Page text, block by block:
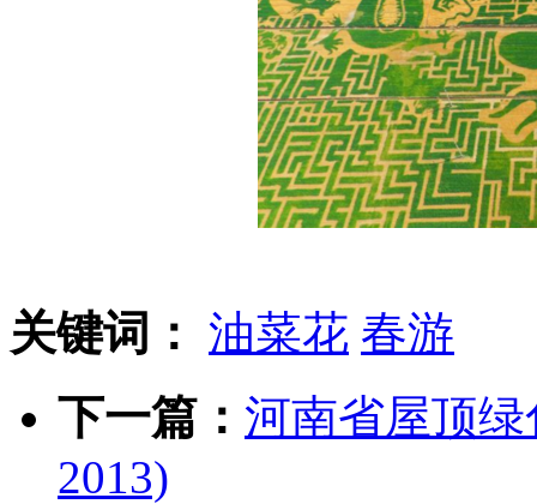
关键词： 油菜花 春游
下一篇： 河南省屋顶
2013)